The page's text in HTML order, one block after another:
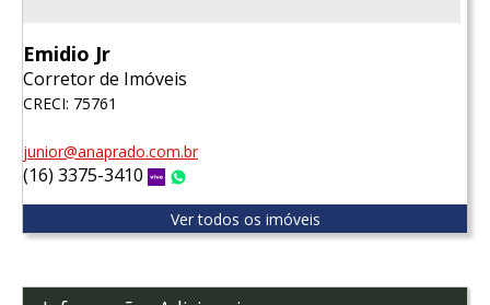
Emidio Jr
Corretor de Imóveis
CRECI: 75761
junior@anaprado.com.br
(16) 3375-3410 Vivo
Ver todos os imóveis